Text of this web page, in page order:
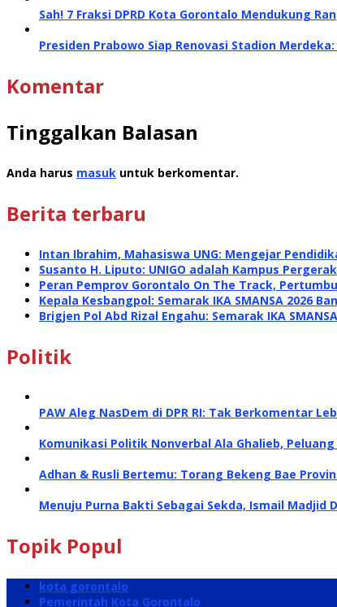
Sah! 7 Fraksi DPRD Kota Gorontalo Mendukung
Presiden Prabowo Siap Renovasi Stadion
Komentar
Tinggalkan Balasan
Anda harus masuk untuk berkomentar.
Berita terbaru
Intan Ibrahim, Mahasiswa UNG: Mengejar
Susanto H. Liputo: UNIGO adalah Kampus
Peran Pemprov Gorontalo On The Track,
Kepala Kesbangpol: Semarak IKA SMANSA 2026
Brigjen Pol Abd Rizal Engahu: Semarak IKA
Politik
PAW Aleg NasDem di DPR RI: Tak Berkomentar
Komunikasi Politik Nonverbal Ala Ghalieb,
Adhan & Rusli Bertemu: Torang Bekeng Bae
Menuju Purna Bakti Sebagai Sekda, Ismail Madjid
Topik Popul
kota gorontalo
Pemerintah Kota Gorontalo